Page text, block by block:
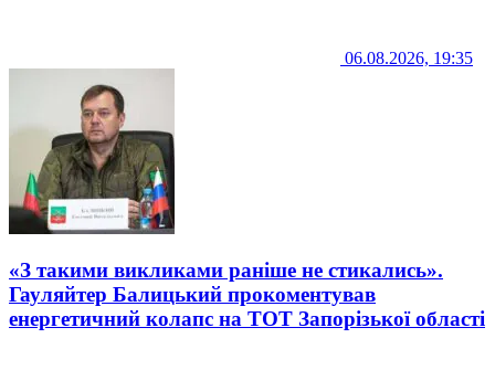
06.08.2026, 19:35
«З такими викликами раніше не стикались».
Гауляйтер Балицький прокоментував
енергетичний колапс на ТОТ Запорізької області